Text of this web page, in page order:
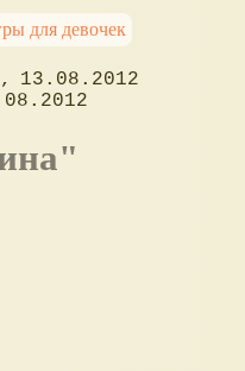
для девочек
13.08.2012